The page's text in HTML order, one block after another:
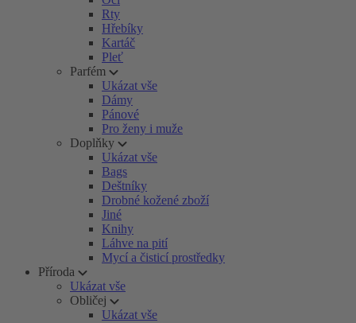
Rty
Hřebíky
Kartáč
Pleť
Parfém
Ukázat vše
Dámy
Pánové
Pro ženy i muže
Doplňky
Ukázat vše
Bags
Deštníky
Drobné kožené zboží
Jiné
Knihy
Láhve na pití
Mycí a čisticí prostředky
Příroda
Ukázat vše
Obličej
Ukázat vše